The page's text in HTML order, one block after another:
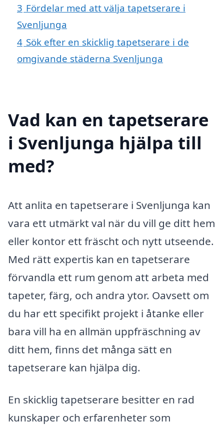
3 Fördelar med att välja tapetserare i
Svenljunga
4 Sök efter en skicklig tapetserare i de
omgivande städerna Svenljunga
Vad kan en tapetserare
i Svenljunga hjälpa till
med?
Att anlita en tapetserare i Svenljunga kan
vara ett utmärkt val när du vill ge ditt hem
eller kontor ett fräscht och nytt utseende.
Med rätt expertis kan en tapetserare
förvandla ett rum genom att arbeta med
tapeter, färg, och andra ytor. Oavsett om
du har ett specifikt projekt i åtanke eller
bara vill ha en allmän uppfräschning av
ditt hem, finns det många sätt en
tapetserare kan hjälpa dig.
En skicklig tapetserare besitter en rad
kunskaper och erfarenheter som